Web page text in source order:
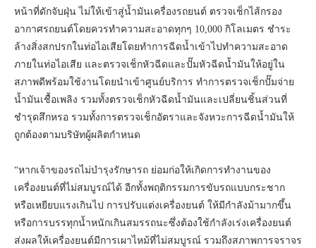
หน้าที่ดักจับฝุ่น ไม่ให้เข้าสู่น้ำมันเครื่องรถยนต์ ตรวจเช็กไส้กรอง
อากาศรถยนต์โดยควรทำความสะอาดทุกๆ 10,000 กิโลเมตร ชำระ
ล้างสิ่งสกปรกในท่อไอเสียโดยทำการฉีดน้ำเข้าไปทำความสะอาด
ภายในท่อไอเสีย และตรวจเช็กหัวฉีดและปั๊มหัวฉีดน้ำมันให้อยู่ใน
สภาพดีพร้อมใช้งานโดยนำเข้าศูนย์บริการ ทำการตรวจเช็กปั๊มจ่าย
น้ำมันเชื้อเพลิง รวมทั้งตรวจเช็กหัวฉีดน้ำมันและเปลี่ยนชิ้นส่วนที่
ชำรุดสึกหรอ รวมทั้งการตรวจเช็กอัตราและจังหวะการฉีดน้ำมันให้
ถูกต้องตามบริษัทผู้ผลิตกำหนด
“หากเจ้าของรถไม่บำรุงรักษารถ ย่อมก่อให้เกิดการทำงานของ
เครื่องยนต์ที่ไม่สมบูรณ์ได้ อีกทั้งพฤติกรรมการขับรถแบบกระชาก
หรือเหยียบแรงเกินไป การปรับแต่งเครื่องยนต์ ให้มีกำลังม้ามากขึ้น
หรือการบรรทุกน้ำหนักเกินสมรรถนะซึ่งต้องใช้กำลังเร่งเครื่องยนต์
ส่งผลให้เครื่องยนต์มีการเผาไหม้ที่ไม่สมบูรณ์ รวมถึงสภาพการจราจร